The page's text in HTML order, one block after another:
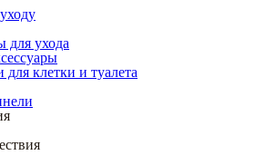
для ухода
клетки и туалета